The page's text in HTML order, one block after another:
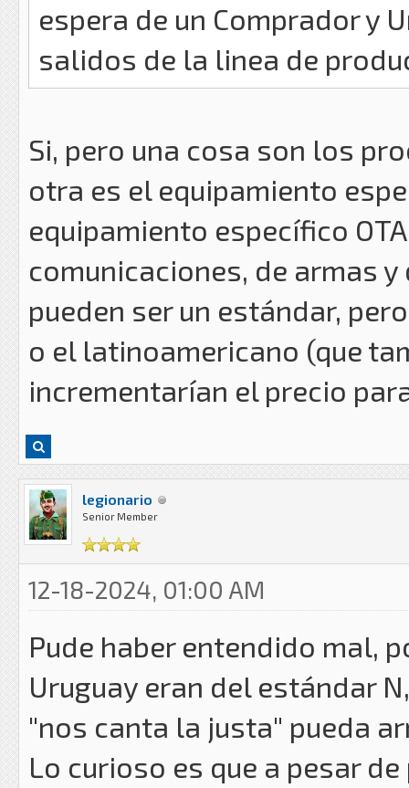
espera de un Comprador y
salidos de la linea de
Si, pero una cosa son los
otra es el equipamiento
equipamiento específico
comunicaciones, de armas
pueden ser un estándar,
o el latinoamericano (que
incrementarían el precio
legionario
Senior Member
12-18-2024, 01:00 AM
Pude haber entendido mal,
Uruguay eran del estándar
"nos canta la justa" pueda
Lo curioso es que a pesar